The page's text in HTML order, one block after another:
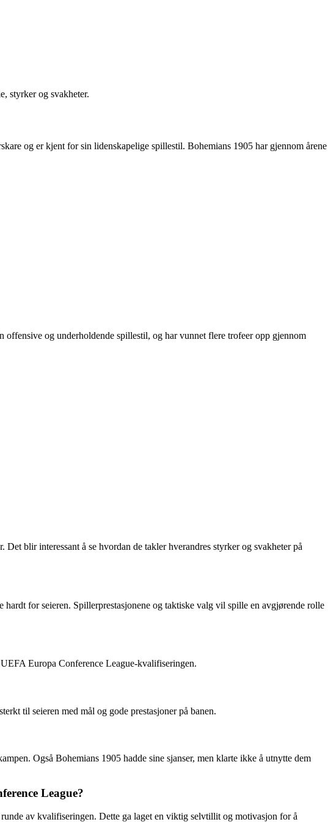
styrker og svakheter.
og er kjent for sin lidenskapelige spillestil. Bohemians 1905 har gjennom årene
og underholdende spillestil, og har vunnet flere trofeer opp gjennom
blir interessant å se hvordan de takler hverandres styrker og svakheter på
for seieren. Spillerprestasjonene og taktiske valg vil spille en avgjørende rolle
Europa Conference League-kvalifiseringen.
til seieren med mål og gode prestasjoner på banen.
Også Bohemians 1905 hadde sine sjanser, men klarte ikke å utnytte dem
League?
av kvalifiseringen. Dette ga laget en viktig selvtillit og motivasjon for å